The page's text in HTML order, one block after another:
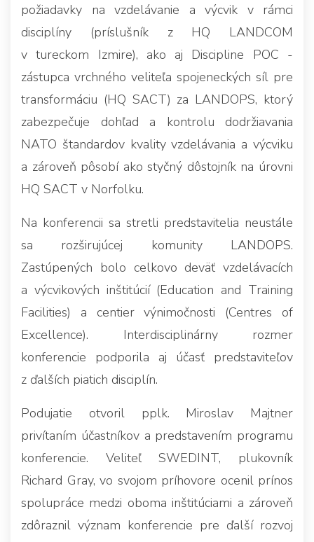
požiadavky na vzdelávanie a výcvik v rámci
disciplíny (príslušník z HQ LANDCOM
v tureckom Izmire), ako aj Discipline POC -
zástupca vrchného veliteľa spojeneckých síl pre
transformáciu (HQ SACT) za LANDOPS, ktorý
zabezpečuje dohľad a kontrolu dodržiavania
NATO štandardov kvality vzdelávania a výcviku
a zároveň pôsobí ako styčný dôstojník na úrovni
HQ SACT v Norfolku.
Na konferencii sa stretli predstavitelia neustále
sa rozširujúcej komunity LANDOPS.
Zastúpených bolo celkovo deväť vzdelávacích
a výcvikových inštitúcií (Education and Training
Facilities) a centier výnimočnosti (Centres of
Excellence). Interdisciplinárny rozmer
konferencie podporila aj účasť predstaviteľov
z ďalších piatich disciplín.
Podujatie otvoril pplk. Miroslav Majtner
privítaním účastníkov a predstavením programu
konferencie. Veliteľ SWEDINT, plukovník
Richard Gray, vo svojom príhovore ocenil prínos
spolupráce medzi oboma inštitúciami a zároveň
zdôraznil význam konferencie pre ďalší rozvoj